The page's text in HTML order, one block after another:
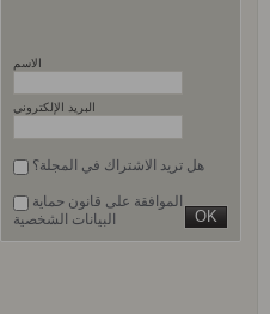
الاسم
البريد الإلكتروني
هل تريد الاشتراك في المجلة؟
الموافقة على قانون حماية
البيانات الشخصية